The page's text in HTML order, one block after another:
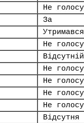
Не
За
Утримався
Не
Відсутній
Не
Не
Не
Не
Відсутня